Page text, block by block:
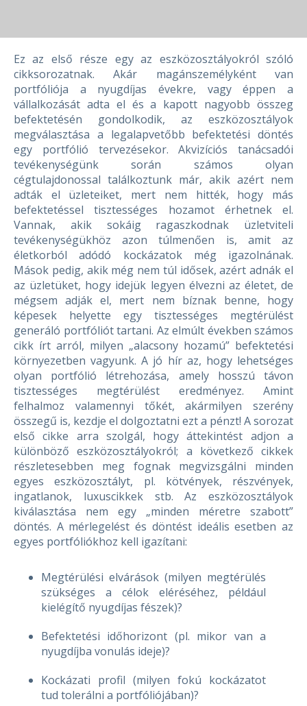
Ez az első része egy az eszközosztályokról szóló
cikksorozatnak. Akár magánszemélyként van
portfóliója a nyugdíjas évekre, vagy éppen a
vállalkozását adta el és a kapott nagyobb összeg
befektetésén gondolkodik, az eszközosztályok
megválasztása a legalapvetőbb befektetési döntés
egy portfólió tervezésekor.
Akvizíciós tanácsadói
tevékenységünk során számos olyan
cégtulajdonossal találkoztunk már, akik azért nem
adták el üzleteiket, mert nem hitték, hogy más
befektetéssel tisztességes hozamot érhetnek el.
Vannak, akik sokáig ragaszkodnak üzletviteli
tevékenységükhöz azon túlmenően is, amit az
életkorból adódó kockázatok még igazolnának.
Mások pedig, akik még nem túl idősek, azért adnák el
az üzletüket, hogy idejük legyen élvezni az életet, de
mégsem adják el, mert nem bíznak benne, hogy
képesek helyette egy tisztességes megtérülést
generáló portfóliót tartani. Az elmúlt években számos
cikk írt arról, milyen „alacsony hozamú” befektetési
környezetben vagyunk. A jó hír az, hogy lehetséges
olyan portfólió létrehozása, amely hosszú távon
tisztességes megtérülést eredményez.
Amint
felhalmoz valamennyi tőkét, akármilyen szerény
összegű is, kezdje el dolgoztatni ezt a pénzt! A sorozat
első cikke arra szolgál, hogy áttekintést adjon a
különböző eszközosztályokról; a következő cikkek
részletesebben meg fognak megvizsgálni minden
egyes eszközosztályt, pl. kötvények, részvények,
ingatlanok, luxuscikkek stb.
Az eszközosztályok
kiválasztása nem egy „minden méretre szabott”
döntés. A mérlegelést és döntést ideális esetben az
egyes portfóliókhoz kell igazítani:
Megtérülési elvárások (milyen megtérülés
szükséges a célok eléréséhez, például
kielégítő nyugdíjas fészek)?
Befektetési időhorizont (pl. mikor van a
nyugdíjba vonulás ideje)?
Kockázati profil (milyen fokú kockázatot
tud tolerálni a portfóliójában)?